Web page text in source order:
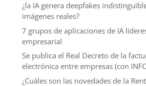
¿la IA genera deepfakes
imágenes reales?
7 grupos de aplicaciones de IA
empresarial
Se publica el Real Decreto de la
electrónica entre empresas (con
¿Cuáles son las novedades de la